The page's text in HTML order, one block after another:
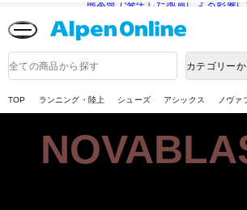
熊本県で発生した地震による影響に
品
検
カテゴリー
TOP ランニング・陸上 シューズ アシックス ノヴァ